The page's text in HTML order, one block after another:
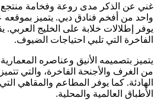
غني عن الذكر مدى روعة وفخامة منتجع
واحد من أفخم فنادق دبي. يتميز
يوفر إطلالات خلابة على الخليج العربي.
الفاخرة التي تلبي احتياجات الضيوف.
يتميز بتصميمه الأنيق وعناصره
من الغرف والأجنحة الفاخرة، والتي
الهادئة. كما يوفر المطاعم والمقاهي
الأطباق العالمية والمحلية.